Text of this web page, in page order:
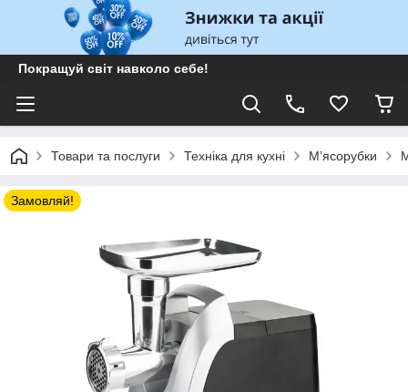
Покращуй світ навколо себе!
Товари та послуги Техніка для кухні Мʼясорубки
Замовляй!